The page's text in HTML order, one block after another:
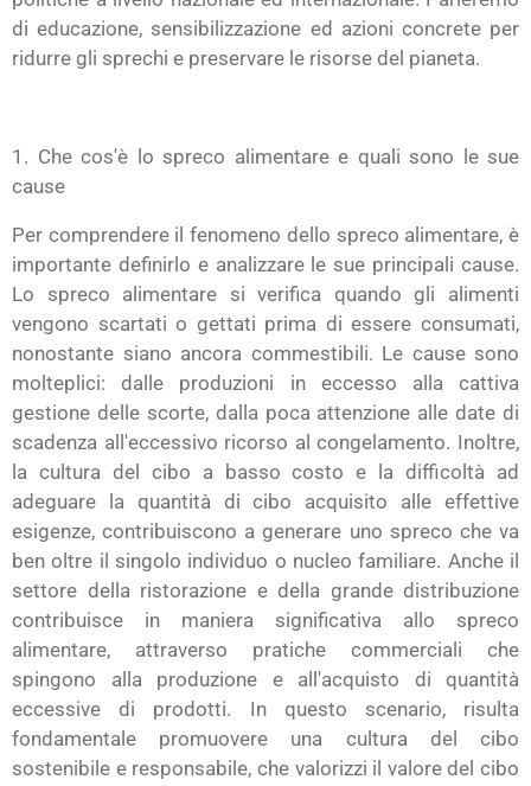
di educazione, sensibilizzazione ed azioni concrete per
ridurre gli sprechi e preservare le risorse del pianeta.
1. Che cos'è lo spreco alimentare e quali sono le sue
cause
Per comprendere il fenomeno dello spreco alimentare, è
importante definirlo e analizzare le sue principali cause.
Lo spreco alimentare si verifica quando gli alimenti
vengono scartati o gettati prima di essere consumati,
nonostante siano ancora commestibili. Le cause sono
molteplici: dalle produzioni in eccesso alla cattiva
gestione delle scorte, dalla poca attenzione alle date di
scadenza all'eccessivo ricorso al congelamento. Inoltre,
la cultura del cibo a basso costo e la difficoltà ad
adeguare la quantità di cibo acquisito alle effettive
esigenze, contribuiscono a generare uno spreco che va
ben oltre il singolo individuo o nucleo familiare. Anche il
settore della ristorazione e della grande distribuzione
contribuisce in maniera significativa allo spreco
alimentare, attraverso pratiche commerciali che
spingono alla produzione e all'acquisto di quantità
eccessive di prodotti. In questo scenario, risulta
fondamentale promuovere una cultura del cibo
sostenibile e responsabile, che valorizzi il valore del cibo